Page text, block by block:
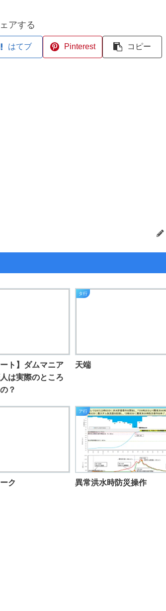
アする
はてブ Pinterest コピー
ト】ダムマニア
は実際のところ
？
タ行
天端
ク
ア行
異常洪水時防災操作